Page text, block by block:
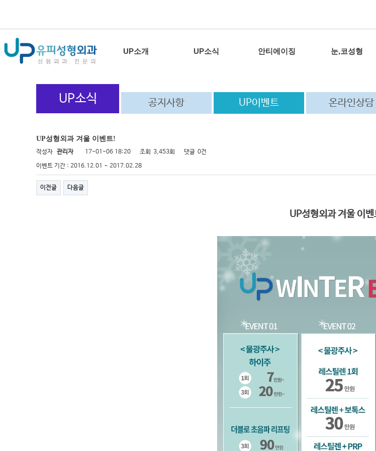
UP소개 UP소식 안티에이징 눈,코성형
UP소식 공지사항 UP이벤트 온라인상담
UP성형외과 겨울 이벤트!
작성자 관리자 17-01-06 18:20 조회 3,453회 댓글 0건
이벤트 기간 : 2016.12.01 ~ 2017.02.28
이전글 다음글
UP성형외과 겨울 이